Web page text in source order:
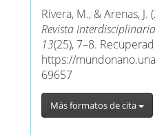
artículo
Rivera, M., & Arenas,
Revista
13(25), 7–8.
https://
69657
Más formatos de cita